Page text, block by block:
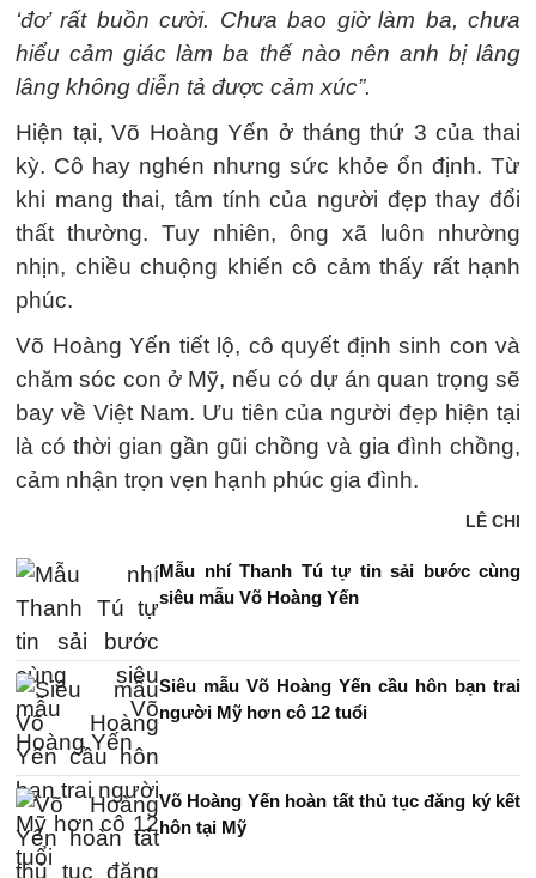
‘đơ’ rất buồn cười. Chưa bao giờ làm ba, chưa
hiểu cảm giác làm ba thế nào nên anh bị lâng
lâng không diễn tả được cảm xúc”.
Hiện tại, Võ Hoàng Yến ở tháng thứ 3 của thai
kỳ. Cô hay nghén nhưng sức khỏe ổn định. Từ
khi mang thai, tâm tính của người đẹp thay đổi
thất thường. Tuy nhiên, ông xã luôn nhường
nhịn, chiều chuộng khiến cô cảm thấy rất hạnh
phúc.
Võ Hoàng Yến tiết lộ, cô quyết định sinh con và
chăm sóc con ở Mỹ, nếu có dự án quan trọng sẽ
bay về Việt Nam. Ưu tiên của người đẹp hiện tại
là có thời gian gần gũi chồng và gia đình chồng,
cảm nhận trọn vẹn hạnh phúc gia đình.
LÊ CHI
Mẫu nhí Thanh Tú tự tin sải bước cùng
siêu mẫu Võ Hoàng Yến
Siêu mẫu Võ Hoàng Yến cầu hôn bạn trai
người Mỹ hơn cô 12 tuổi
Võ Hoàng Yến hoàn tất thủ tục đăng ký kết
hôn tại Mỹ